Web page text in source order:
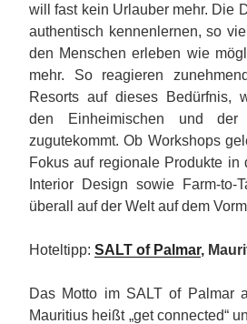
will fast kein Urlauber mehr. Die
authentisch kennenlernen, so
den Menschen erleben wie
mehr. So reagieren
Resorts auf dieses Bedürfnis,
den Einheimischen und der
zugutekommt. Ob Workshops
Fokus auf regionale Produkte in
Interior Design sowie Farm-to-
überall auf der Welt auf dem
Hoteltipp: SALT of Palmar,
Das Motto im SALT of Palmar
Mauritius heißt „get connected“